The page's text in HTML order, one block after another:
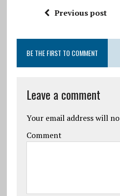
Previous post
BE THE FIRST TO COMMENT
Leave a comment
Your email address will
Comment